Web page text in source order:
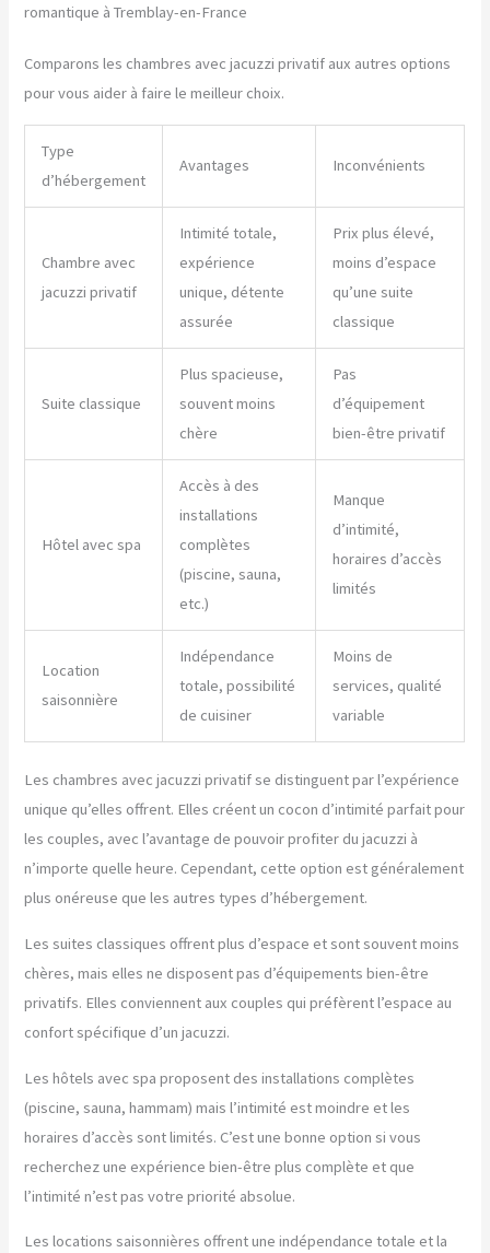
romantique à Tremblay-en-France
Comparons les chambres avec jacuzzi privatif aux autres options
pour vous aider à faire le meilleur choix.
Type
d’hébergement
Avantages Inconvénients
Chambre avec
jacuzzi privatif
Intimité totale,
expérience
unique, détente
assurée
Prix plus élevé,
moins d’espace
qu’une suite
classique
Suite classique
Plus spacieuse,
souvent moins
chère
Pas
d’équipement
bien-être privatif
Hôtel avec spa
Accès à des
installations
complètes
(piscine, sauna,
etc.)
Manque
d’intimité,
horaires d’accès
limités
Location
saisonnière
Indépendance
totale, possibilité
de cuisiner
Moins de
services, qualité
variable
Les chambres avec jacuzzi privatif se distinguent par l’expérience
unique qu’elles offrent. Elles créent un cocon d’intimité parfait pour
les couples, avec l’avantage de pouvoir profiter du jacuzzi à
n’importe quelle heure. Cependant, cette option est généralement
plus onéreuse que les autres types d’hébergement.
Les suites classiques offrent plus d’espace et sont souvent moins
chères, mais elles ne disposent pas d’équipements bien-être
privatifs. Elles conviennent aux couples qui préfèrent l’espace au
confort spécifique d’un jacuzzi.
Les hôtels avec spa proposent des installations complètes
(piscine, sauna, hammam) mais l’intimité est moindre et les
horaires d’accès sont limités. C’est une bonne option si vous
recherchez une expérience bien-être plus complète et que
l’intimité n’est pas votre priorité absolue.
Les locations saisonnières offrent une indépendance totale et la